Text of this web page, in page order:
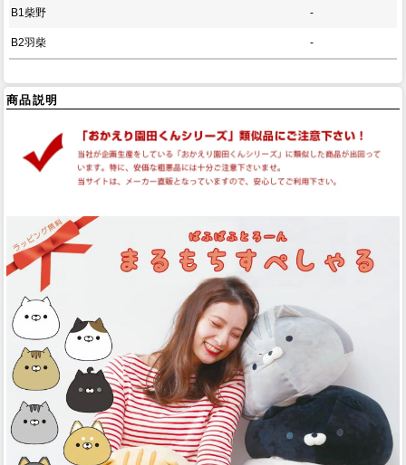
B1柴野 -
B2羽柴 -
商品説明